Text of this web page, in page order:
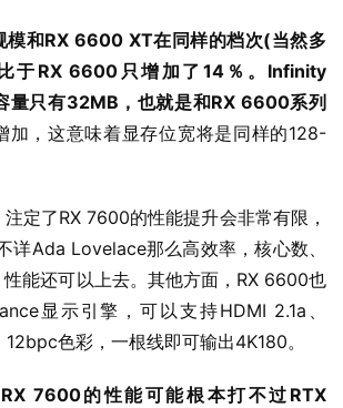
模和RX 6600 XT在同样的档次(当然多
于RX 6600只增加了14％。 Infinity
量只有32MB，也就是和RX 6600系列
加，这意味着显存位宽将是同样的128-
定了RX 7600的性能提升会非常有限，
详Ada Lovelace那么高效率，核心数、
性能还可以上去。其他方面，RX 6600也
显示引擎，可以支持HDMI 2.1a、
色彩，一根线即可输出4K180。
7600的性能可能根本打不过RTX